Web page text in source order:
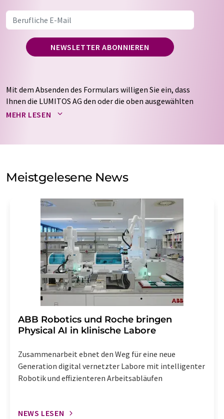
NEWSLETTER ABONNIEREN
Mit dem Absenden des Formulars willigen Sie ein, dass
Ihnen die LUMITOS AG den oder die oben ausgewählten
Newsletter per E-Mail zusendet. Ihre Daten werden
auf Basis unsererDatenschutzerklärung. LUMITOS darf
Meinungsforschung per E-Mail kontaktieren. Ihre
Einwilligung können Sie jederzeit ohne Angabe von
Str. 2, 12489 Berlin oder per E-Mail unter
widerruf@lumitos.commit Wirkung für die Zukunft
widerrufen. Zudem ist in jeder E-Mail ein Link zur
Abbestellung des entsprechenden Newsletters
enthalten.
MEHR LESEN
Meistgelesene News
​​​​​​​ABB Robotics und Roche bringen
Physical AI in klinische Labore
Zusammenarbeit ebnet den Weg für eine neue
Generation digital vernetzter Labore mit intelligenter
Robotik und effizienteren Arbeitsabläufen
NEWS LESEN